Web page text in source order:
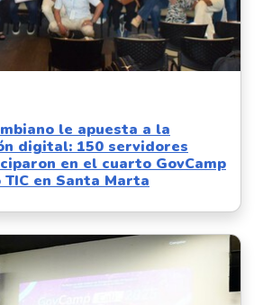
le apuesta a la
digital: 150 servidores
en el cuarto GovCamp
en Santa Marta